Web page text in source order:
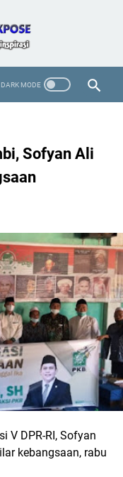
Sofyan Ali
V DPR-RI, Sofyan
kebangsaan, rabu